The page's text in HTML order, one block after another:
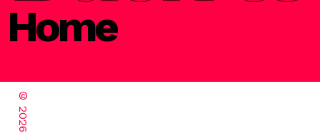
Home
©
2026